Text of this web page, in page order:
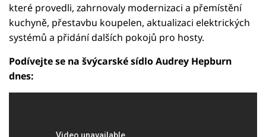
které provedli, zahrnovaly modernizaci a přemístění
kuchyně, přestavbu koupelen, aktualizaci elektrických
systémů a přidání dalších pokojů pro hosty.
Podívejte se na švýcarské sídlo Audrey Hepburn
dnes: